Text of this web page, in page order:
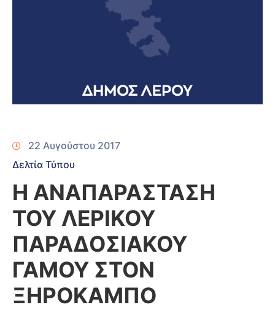
22 Αυγούστου 2017
Δελτία Τύπου
Η ΑΝΑΠΑΡΑΣΤΑΣΗ
ΤΟΥ ΛΕΡΙΚΟΥ
ΠΑΡΑΔΟΣΙΑΚΟΥ
ΓΑΜΟΥ ΣΤΟΝ
ΞΗΡΟΚΑΜΠΟ